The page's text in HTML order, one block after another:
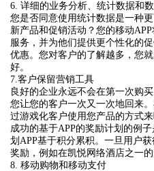
6. 详细的业务分析、统计数据和
您是否同意使用统计数据是一种
新产品和促销活动？您的移动
服务，并为他们提供更个性化的
优惠。您对客户的了解越多，您
好。
7.客户保留营销工具
良好的企业永远不会在第一次购
您让您的客户一次又一次地回来
过游戏化客户使用您产品的方式
成功的基于APP的奖励计划的例
划APP基于积分累积。一旦用户
奖励，例如在凯悦网络酒店之一的
8. 移动购物和移动支付